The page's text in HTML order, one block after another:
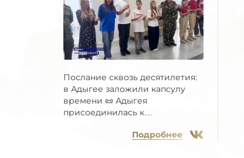
Послание сквозь десятилетия:
в Адыгее заложили капсулу
времени 📜 Адыгея
присоединилась к
Подробнее